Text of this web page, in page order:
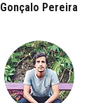
Gonçalo Pereira